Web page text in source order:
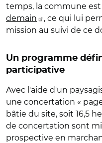
temps, la commune est
demain
, ce qui lui
mission au suivi de ce
Un programme
participative
Avec l'aide d'un
une concertation «
bâtie du site, soit 16,5
de concertation sont
prospective en